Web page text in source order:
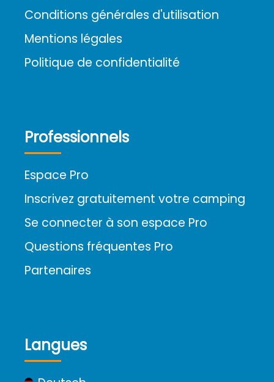
Conditions générales d'utilisation
Mentions légales
Politique de confidentialité
Professionnels
Espace Pro
Inscrivez gratuitement votre camping
Se connecter à son espace Pro
Questions fréquentes Pro
Partenaires
Langues